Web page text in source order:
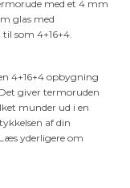
med et 4 mm
glas med
som 4+16+4.
4+16+4 opbygning
giver termoruden
munder ud i en
af din
yderligere om